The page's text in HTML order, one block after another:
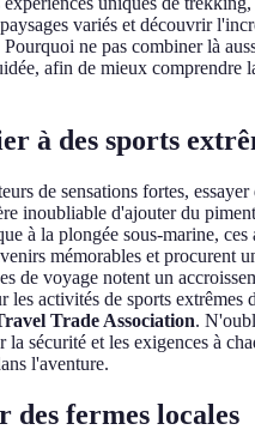
variés et découvrir
Pourquoi ne pas combiner là
afin de mieux comprendre
à des sports
de sensations fortes,
inoubliable d'ajouter du
à la plongée sous-marine,
mémorables et procurent
de voyage notent un
les activités de sports extrêmes
Trade Association.
la sécurité et les exigences à
l'aventure.
des fermes locales